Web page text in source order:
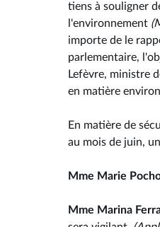
tiens à souligner
l'environnement
importe de le
parlementaire,
Lefèvre, ministre
en matière
En matière de
au mois de juin,
Mme Marie
Mme Marina